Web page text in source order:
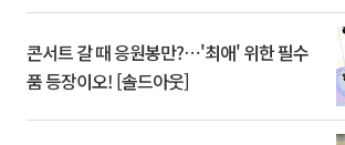
콘서트 갈 때 응원봉만?⋯'최애' 위한 필수
품 등장이오! [솔드아웃]